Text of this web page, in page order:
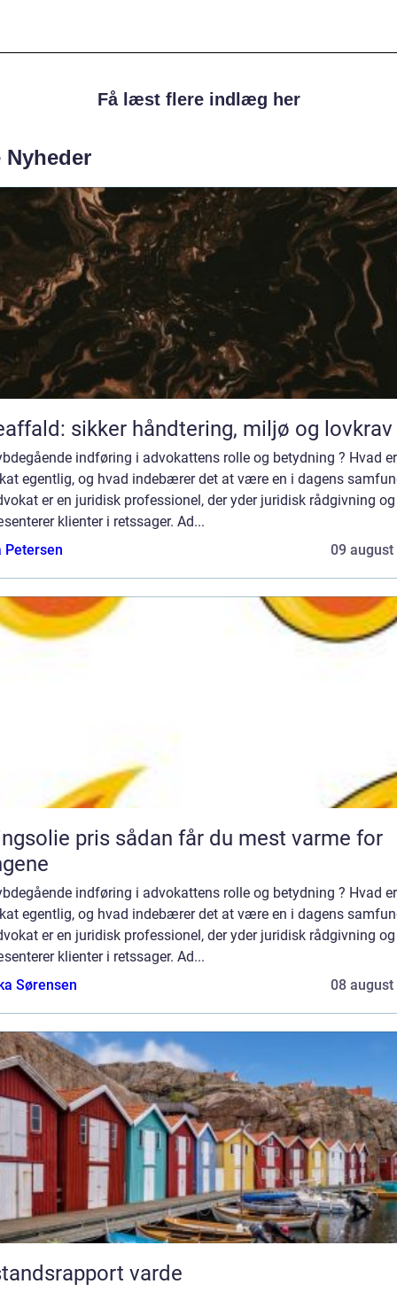
Få læst flere indlæg her
Nyheder
sikker håndtering, miljø og lovkrav
indføring i advokattens rolle og betydning ? Hvad
egentlig, og hvad indebærer det at være en i dagens
er en juridisk professionel, der yder juridisk rådgivning og
klienter i retssager. Ad...
Petersen
09 august
pris sådan får du mest varme for
indføring i advokattens rolle og betydning ? Hvad
egentlig, og hvad indebærer det at være en i dagens
er en juridisk professionel, der yder juridisk rådgivning og
klienter i retssager. Ad...
Sørensen
08 august
varde